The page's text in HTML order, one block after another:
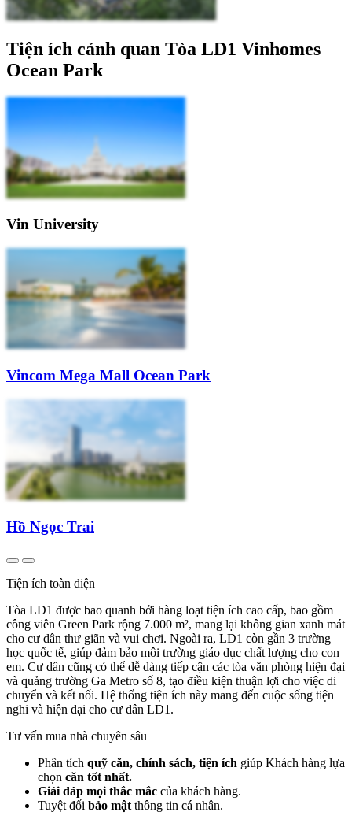
Tiện ích cảnh quan Tòa LD1 Vinhomes
Ocean Park
Vin University
Vincom Mega Mall Ocean Park
Hồ Ngọc Trai
Tiện ích toàn diện
Tòa LD1 được bao quanh bởi hàng loạt tiện ích cao cấp, bao gồm
công viên Green Park rộng 7.000 m², mang lại không gian xanh mát
cho cư dân thư giãn và vui chơi. Ngoài ra, LD1 còn gần 3 trường
học quốc tế, giúp đảm bảo môi trường giáo dục chất lượng cho con
em. Cư dân cũng có thể dễ dàng tiếp cận các tòa văn phòng hiện đại
và quảng trường Ga Metro số 8, tạo điều kiện thuận lợi cho việc di
chuyển và kết nối. Hệ thống tiện ích này mang đến cuộc sống tiện
nghi và hiện đại cho cư dân LD1.
Tư vấn mua nhà chuyên sâu
Phân tích quỹ căn, chính sách, tiện ích giúp Khách hàng lựa
chọn căn tốt nhất.
Giải đáp mọi thắc mắc của khách hàng.
Tuyệt đối bảo mậtthông tin cá nhân.